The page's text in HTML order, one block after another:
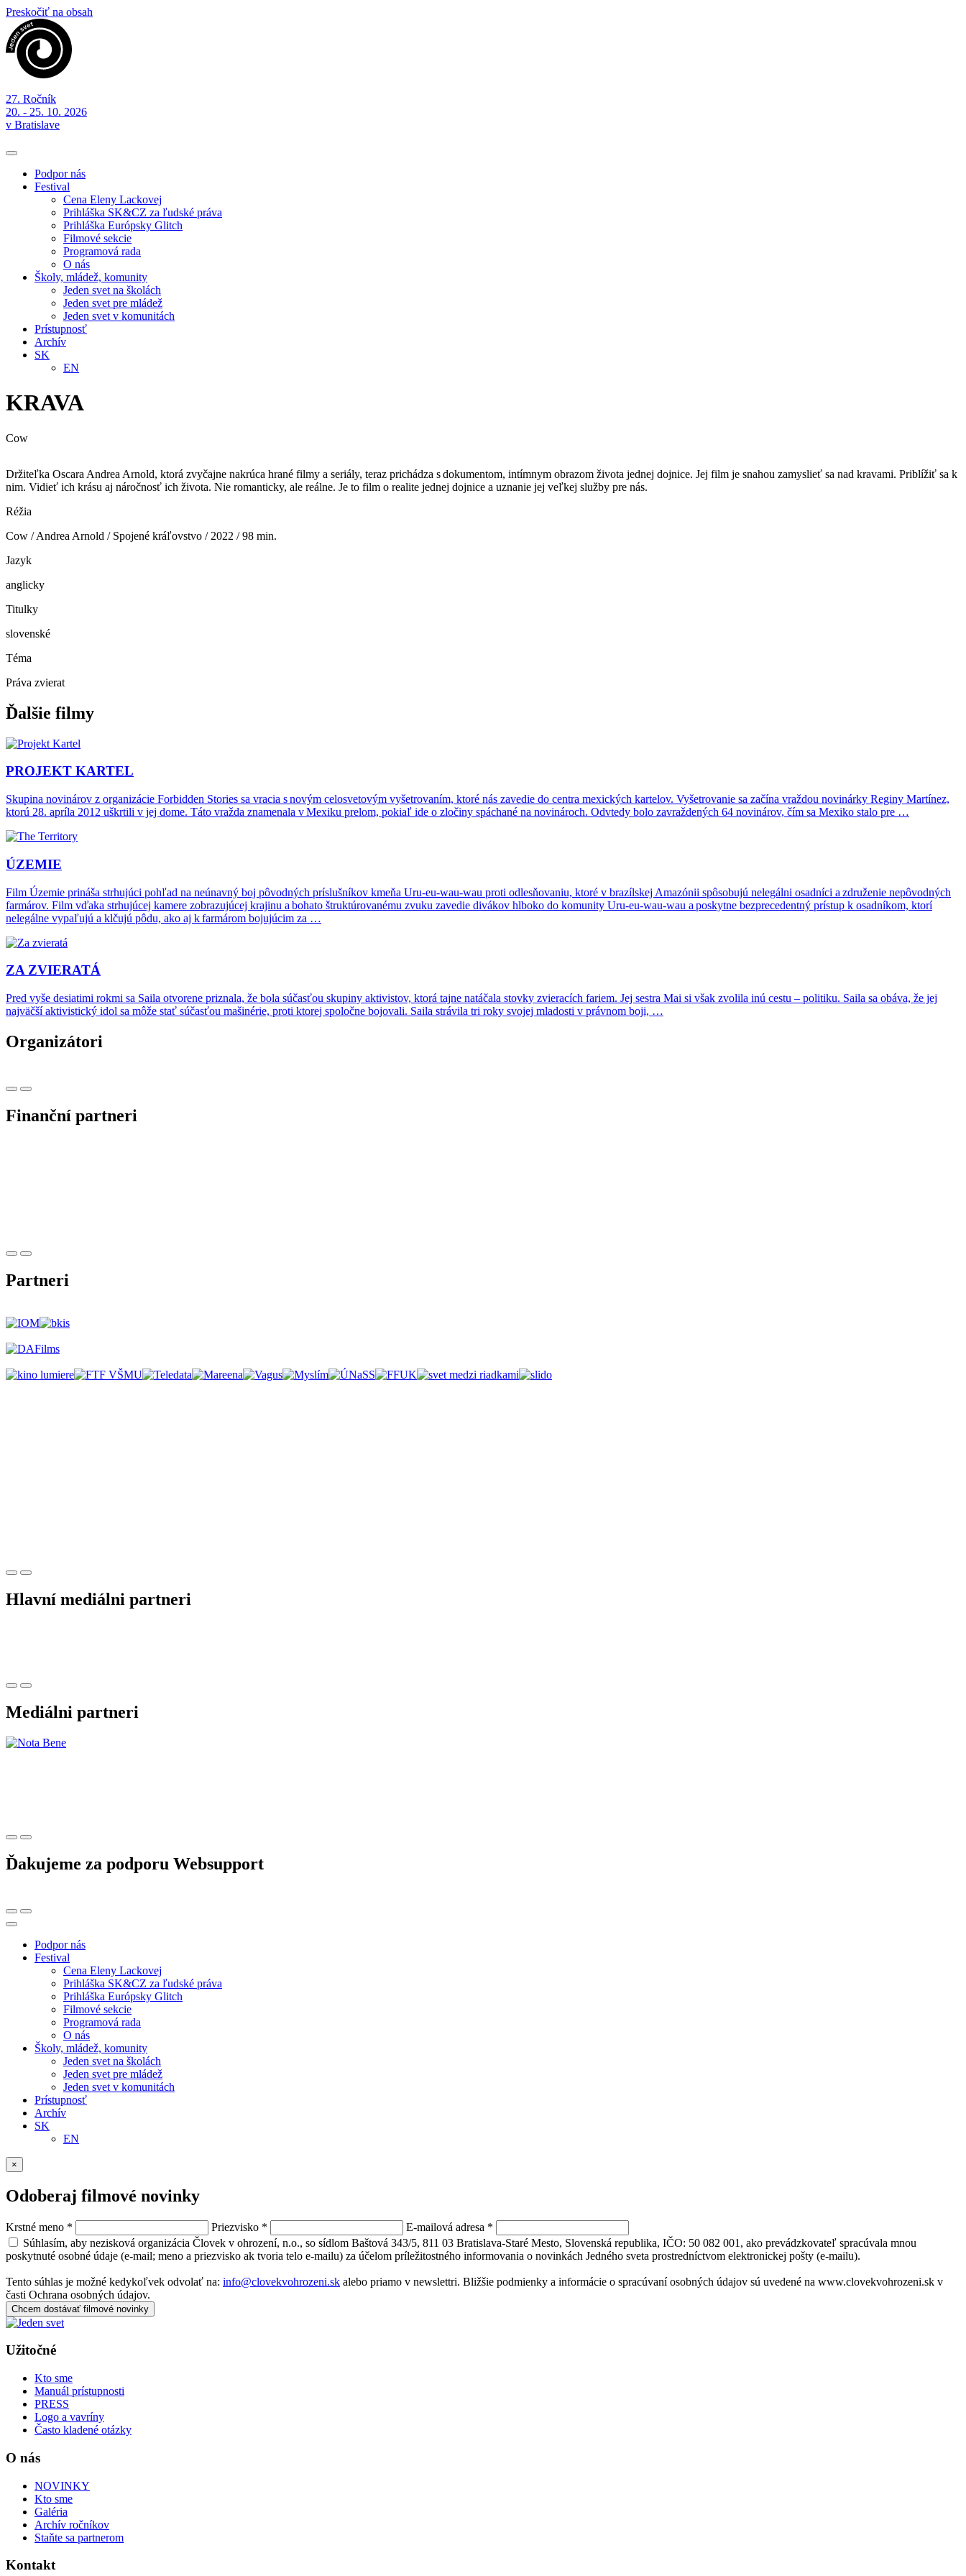
Preskočiť na obsah
27. Ročník
20. - 25. 10. 2026
v Bratislave
Podpor nás
Festival
Cena Eleny Lackovej
Prihláška SK&CZ za ľudské práva
Prihláška Európsky Glitch
Filmové sekcie
Programová rada
O nás
Školy, mládež, komunity
Jeden svet na školách
Jeden svet pre mládež
Jeden svet v komunitách
Prístupnosť
Archív
SK
EN
KRAVA
Cow
Držiteľka Oscara Andrea Arnold, ktorá zvyčajne nakrúca hrané filmy a seriály, teraz prichádza s dokumentom, intímnym obrazom života jednej dojnice. Jej film je snahou zamyslieť sa nad kravami. Priblížiť sa k
nim. Vidieť ich krásu aj náročnosť ich života. Nie romanticky, ale reálne. Je to film o realite jednej dojnice a uznanie jej veľkej služby pre nás.
Réžia
Cow / Andrea Arnold / Spojené kráľovstvo / 2022 / 98 min.
Jazyk
anglicky
Titulky
slovenské
Téma
Práva zvierat
Ďalšie filmy
PROJEKT KARTEL
Skupina novinárov z organizácie Forbidden Stories sa vracia s novým celosvetovým vyšetrovaním, ktoré nás zavedie do centra mexických kartelov. Vyšetrovanie sa začína vraždou novinárky Reginy Martínez,
ktorú 28. apríla 2012 uškrtili v jej dome. Táto vražda znamenala v Mexiku prelom, pokiaľ ide o zločiny spáchané na novinároch. Odvtedy bolo zavraždených 64 novinárov, čím sa Mexiko stalo pre …
ÚZEMIE
Film Územie prináša strhujúci pohľad na neúnavný boj pôvodných príslušníkov kmeňa Uru-eu-wau-wau proti odlesňovaniu, ktoré v brazílskej Amazónii spôsobujú nelegálni osadníci a združenie nepôvodných
farmárov. Film vďaka strhujúcej kamere zobrazujúcej krajinu a bohato štruktúrovanému zvuku zavedie divákov hlboko do komunity Uru-eu-wau-wau a poskytne bezprecedentný prístup k osadníkom, ktorí
nelegálne vypaľujú a klčujú pôdu, ako aj k farmárom bojujúcim za …
ZA ZVIERATÁ
Pred vyše desiatimi rokmi sa Saila otvorene priznala, že bola súčasťou skupiny aktivistov, ktorá tajne natáčala stovky zvieracích fariem. Jej sestra Mai si však zvolila inú cestu – politiku. Saila sa obáva, že jej
najväčší aktivistický idol sa môže stať súčasťou mašinérie, proti ktorej spoločne bojovali. Saila strávila tri roky svojej mladosti v právnom boji, …
Organizátori
Finanční partneri
Partneri
Hlavní mediálni partneri
Mediálni partneri
Ďakujeme za podporu Websupport
Podpor nás
Festival
Cena Eleny Lackovej
Prihláška SK&CZ za ľudské práva
Prihláška Európsky Glitch
Filmové sekcie
Programová rada
O nás
Školy, mládež, komunity
Jeden svet na školách
Jeden svet pre mládež
Jeden svet v komunitách
Prístupnosť
Archív
SK
EN
×
Odoberaj filmové novinky
Krstné meno * Priezvisko * E-mailová adresa *
Súhlasím, aby nezisková organizácia Človek v ohrození, n.o., so sídlom Baštová 343/5, 811 03 Bratislava-Staré Mesto, Slovenská republika, IČO: 50 082 001, ako prevádzkovateľ spracúvala mnou
poskytnuté osobné údaje (e-mail; meno a priezvisko ak tvoria telo e-mailu) za účelom príležitostného informovania o novinkách Jedného sveta prostredníctvom elektronickej pošty (e-mailu).
Tento súhlas je možné kedykoľvek odvolať na: info@clovekvohrozeni.sk alebo priamo v newslettri. Bližšie podmienky a informácie o spracúvaní osobných údajov sú uvedené na www.clovekvohrozeni.sk v
časti Ochrana osobných údajov.
Chcem dostávať filmové novinky
Užitočné
Kto sme
Manuál prístupnosti
PRESS
Logo a vavríny
Často kladené otázky
O nás
NOVINKY
Kto sme
Galéria
Archív ročníkov
Staňte sa partnerom
Kontakt